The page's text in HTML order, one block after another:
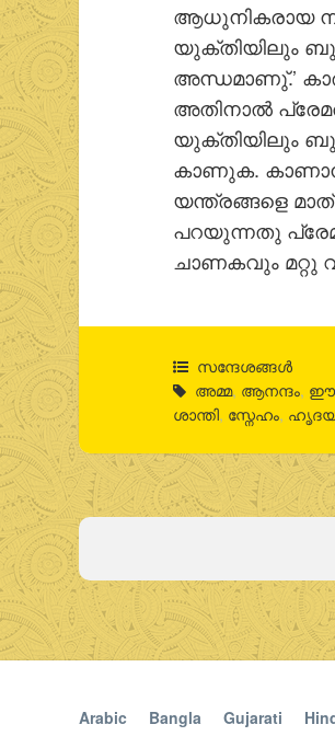
ആധുനികരായ
യുക്തിയിലും
അന്ധമാണു്.’
അതിനാല്‍
യുക്തിയിലും
കാണുക.
യന്ത്രങ്ങളെ
പറയുന്നതു
ചാണകവും മറ്റു
സന്ദേശങ്ങൾ
അമ്മ, ആനന്ദം,
ശാന്തി, സ്നേഹം,
Arabic Bangla Gujarati